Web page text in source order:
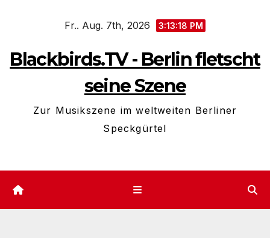
Fr.. Aug. 7th, 2026 3:13:19 PM
Blackbirds.TV - Berlin fletscht
seine Szene
Zur Musikszene im weltweiten Berliner
Speckgürtel